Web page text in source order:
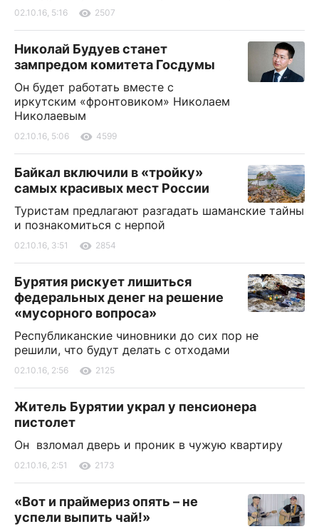
02.10.16, 5:16 2507
Николай Будуев станет
зампредом комитета Госдумы
Он будет работать вместе с
иркутским «фронтовиком» Николаем
Николаевым
02.10.16, 5:06 4599
Байкал включили в «тройку»
самых красивых мест России
Туристам предлагают разгадать шаманские тайны
и познакомиться с нерпой
02.10.16, 3:51 2854
Бурятия рискует лишиться
федеральных денег на решение
«мусорного вопроса»
Республиканские чиновники до сих пор не
решили, что будут делать с отходами
02.10.16, 2:56 2125
Житель Бурятии украл у пенсионера
пистолет
Он взломал дверь и проник в чужую квартиру
02.10.16, 2:51 2173
«Вот и праймериз опять – не
успели выпить чай!»